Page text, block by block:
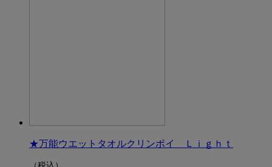
★万能ウエットタオルクリンポイ Ｌｉｇｈｔ